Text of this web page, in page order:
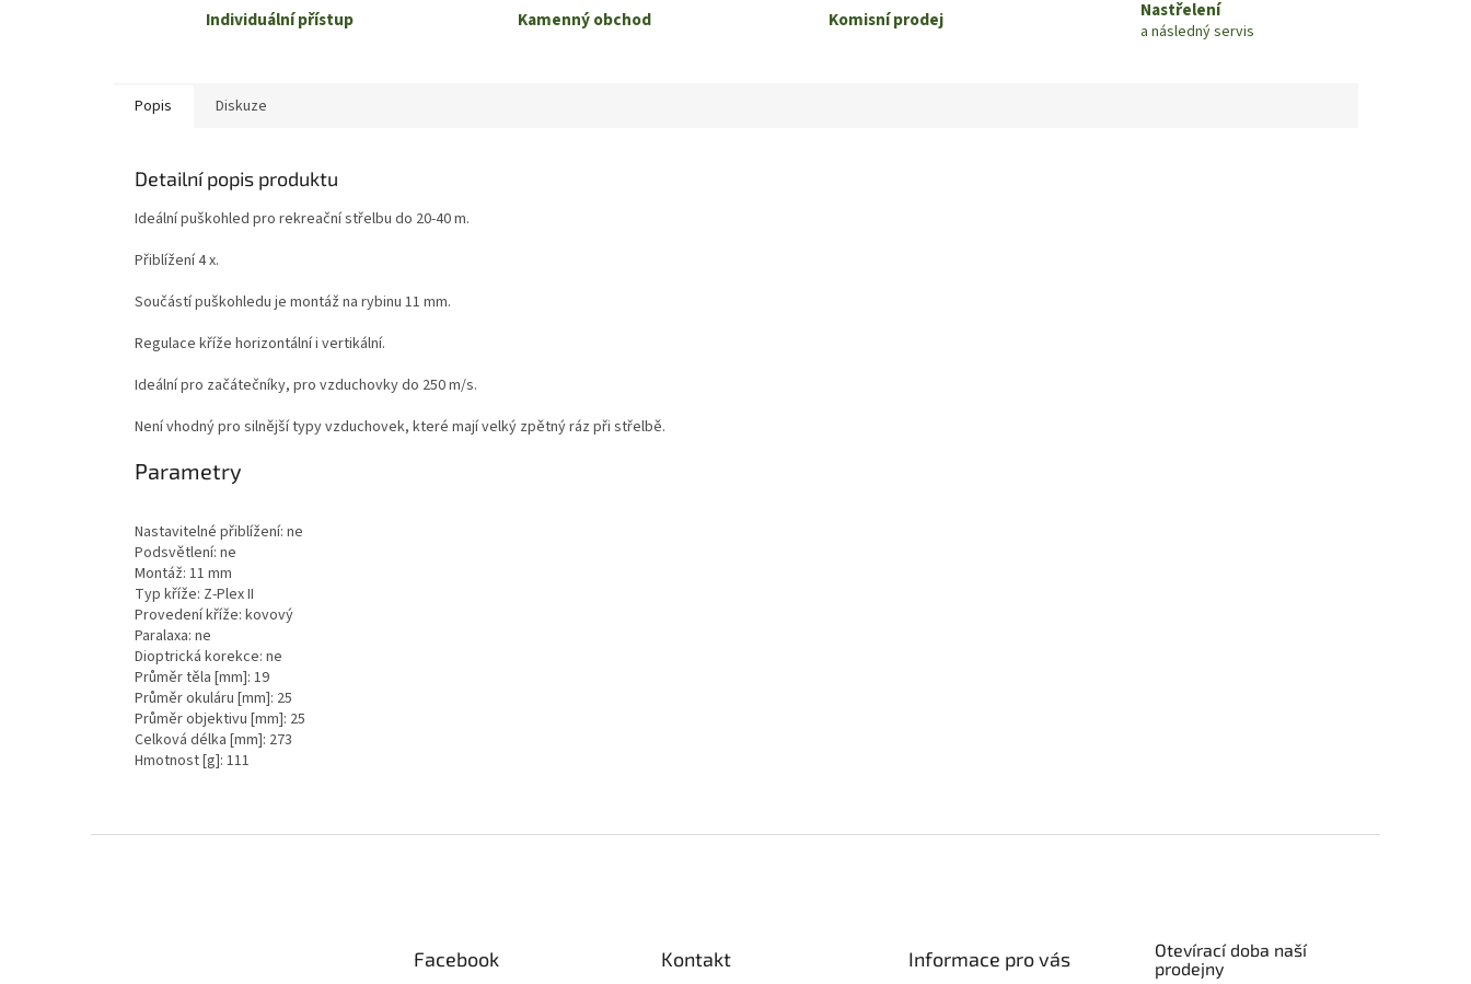
Individuální přístup Kamenný obchod Komisní prodej Nastřelení
a následný servis
Popis Diskuze
Detailní popis produktu
Ideální puškohled pro rekreační střelbu do 20-40 m.
Přiblížení 4 x.
Součástí puškohledu je montáž na rybinu 11 mm.
Regulace kříže horizontální i vertikální.
Ideální pro začátečníky, pro vzduchovky do 250 m/s.
Není vhodný pro silnější typy vzduchovek, které mají velký zpětný ráz při střelbě.
Parametry
Nastavitelné přiblížení: ne
Podsvětlení: ne
Montáž: 11 mm
Typ kříže: Z-Plex II
Provedení kříže: kovový
Paralaxa: ne
Dioptrická korekce: ne
Průměr těla [mm]: 19
Průměr okuláru [mm]: 25
Průměr objektivu [mm]: 25
Celková délka [mm]: 273
Hmotnost [g]: 111
Facebook Kontakt Informace pro vás
Otevírací doba naší
prodejny